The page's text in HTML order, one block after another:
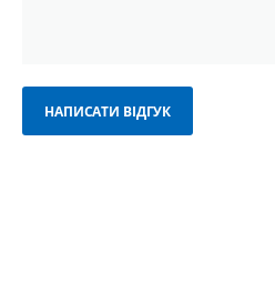
НАПИСАТИ ВІДГУК